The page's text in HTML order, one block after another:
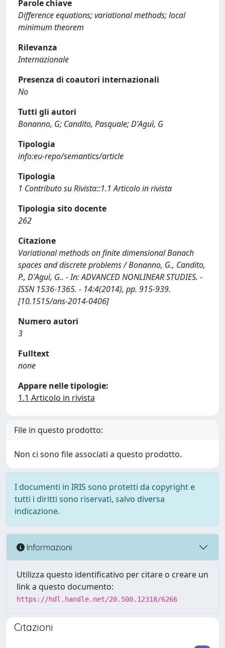
Parole chiave
Difference equations; variational methods; local
minimum theorem
Rilevanza
Internazionale
Presenza di coautori internazionali
No
Tutti gli autori
Bonanno, G; Candito, Pasquale; D'Aguì, G
Tipologia
info:eu-repo/semantics/article
Tipologia
1 Contributo su Rivista::1.1 Articolo in rivista
Tipologia sito docente
262
Citazione
Variational methods on finite dimensional Banach
spaces and discrete problems / Bonanno, G., Candito,
P., D'Aguì, G.. - In: ADVANCED NONLINEAR STUDIES. -
ISSN 1536-1365. - 14:4(2014), pp. 915-939.
[10.1515/ans-2014-0406]
Numero autori
3
Fulltext
none
Appare nelle tipologie:
1.1 Articolo in rivista
File in questo prodotto:
Non ci sono file associati a questo prodotto.
I documenti in IRIS sono protetti da copyright e
tutti i diritti sono riservati, salvo diversa
indicazione.
Informazioni
Utilizza questo identificativo per citare o creare un
link a questo documento:
https://hdl.handle.net/20.500.12318/6266
Citazioni